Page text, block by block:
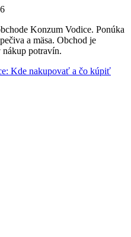
Konzum Vodice. Ponúka
a mäsa. Obchod je
nákup potravín.
Kde nakupovať a čo kúpiť